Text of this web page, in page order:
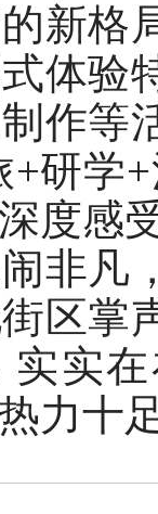
新格
体验
作等
+研学
度感
凡，
区
实
力十